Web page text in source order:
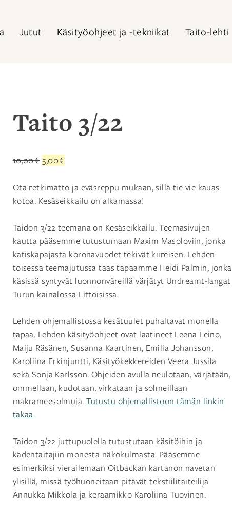
Jutut Käsityöohjeet ja -tekniikat Taito-lehti
Taito 3/22
10,00€Alkuperäinen
oli:
10,00 €.
5,00€Nykyinen
on:
5,00 €.
Ota retkimatto ja eväsreppu mukaan, sillä tie vie kauas
kotoa. Kesäseikkailu on alkamassa!
Taidon 3/22 teemana on Kesäseikkailu. Teemasivujen
kautta pääsemme tutustumaan Maxim Masoloviin, jonka
katiskapajasta koronavuodet tekivät kiireisen. Lehden
toisessa teemajutussa taas tapaamme Heidi Palmin, jonka
käsissä syntyvät luonnonväreillä värjätyt Undreamt-langat
Turun kainalossa Littoisissa.
Lehden ohjemallistossa kesätuulet puhaltavat monella
tapaa. Lehden käsityöohjeet ovat laatineet Leena Leino,
Maiju Räsänen, Susanna Kaartinen, Emilia Johansson,
Karoliina Erkinjuntti, Käsityökekkereiden Veera Jussila
sekä Sonja Karlsson. Ohjeiden avulla neulotaan, värjätään,
ommellaan, kudotaan, virkataan ja solmeillaan
makrameesolmuja.Tutustu ohjemallistoon tämän linkin
takaa.
Taidon 3/22 juttupuolella tutustutaan käsitöihin ja
kädentaitajiin monesta näkökulmasta. Pääsemme
esimerkiksi vierailemaan Oitbackan kartanon navetan
ylisillä, missä työhuoneitaan pitävät tekstiilitaiteilija
Annukka Mikkola ja keraamikko Karoliina Tuovinen.